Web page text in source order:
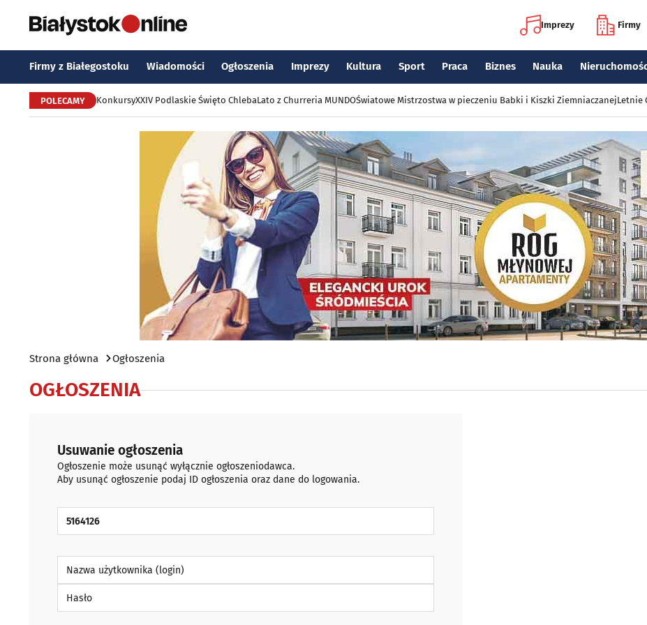
Imprezy Firmy
Firmy z Białegostoku Wiadomości Ogłoszenia Imprezy Kultura Sport Praca Biznes Nauka
POLECAMY KonkursyXXIV Podlaskie Święto ChlebaLato z Churreria MUNDOŚwiatowe Mistrzostwa w pieczeniu Babki i Kiszki ZiemniaczanejLetnie
Strona główna Ogłoszenia
OGŁOSZENIA
Usuwanie ogłoszenia
Ogłoszenie może usunąć wyłącznie ogłoszeniodawca.
Aby usunąć ogłoszenie podaj ID ogłoszenia oraz dane do logowania.